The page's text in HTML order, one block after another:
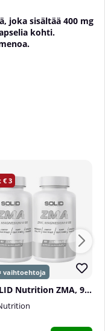
joka sisältää 400 mg
kohti.
3
2 x SOLID Nutrition ZMA, 90 caps